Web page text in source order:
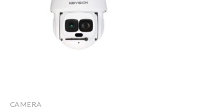
CAMERA